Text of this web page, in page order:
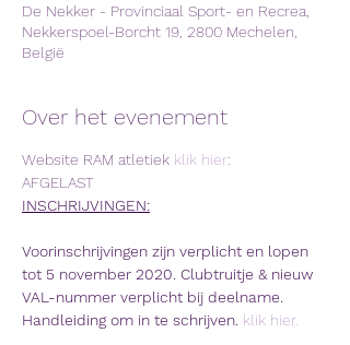
De Nekker - Provinciaal Sport- en Recrea,
Nekkerspoel-Borcht 19, 2800 Mechelen,
België
Over het evenement
Website RAM atletiek klik hier:
AFGELAST
INSCHRIJVINGEN:
Voorinschrijvingen zijn verplicht en lopen
tot 5 november 2020. Clubtruitje & nieuw
VAL-nummer verplicht bij deelname.
Handleiding om in te schrijven. ​ klik hier.